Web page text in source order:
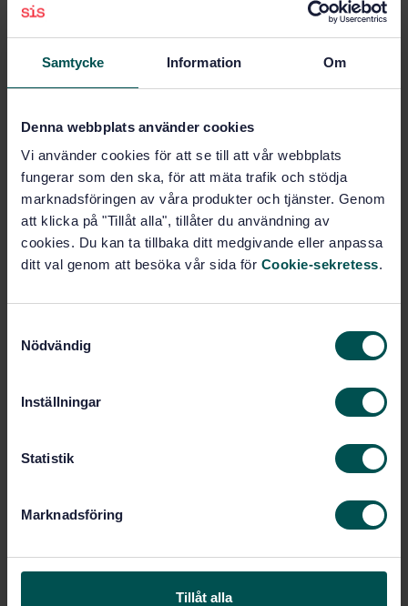
Samtycke Information Om
Denna webbplats använder cookies
Vi använder cookies för att se till att vår webbplats
fungerar som den ska, för att mäta trafik och stödja
marknadsföringen av våra produkter och tjänster. Genom
att klicka på "Tillåt alla", tillåter du användning av
cookies. Du kan ta tillbaka ditt medgivande eller anpassa
ditt val genom att besöka vår sida för Cookie-sekretess.
Nödvändig
Inställningar
Statistik
Marknadsföring
Tillåt alla
SWEDISH STANDARD · SS-EN ISO 3766:2004
Construction drawings - Simplified representation of
Subscribe on standards - Read more
1 250 SEK
PDF
Product information
Written by:Svenska institutet för
International title:
No of pages:25